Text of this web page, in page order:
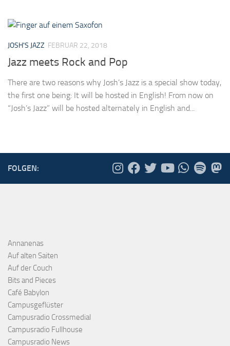
JOSH'S JAZZ FEBRUAR 22, 2018
Jazz meets Rock and Pop
There are two reasons why Josh’s Jazz is a special show today,
the first one being: It will be hosted in English! From now on
“Josh’s Jazz” will be hosted alternately in English and...
FOLGEN:
Annanenas
Auf alten Saiten
Auf der Couch
Bits and Pieces
Café Babylon
Campusgeflüster
Campusradio Crossmedial
Campusradio Fullhouse
Campusradio News